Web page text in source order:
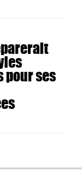
ses